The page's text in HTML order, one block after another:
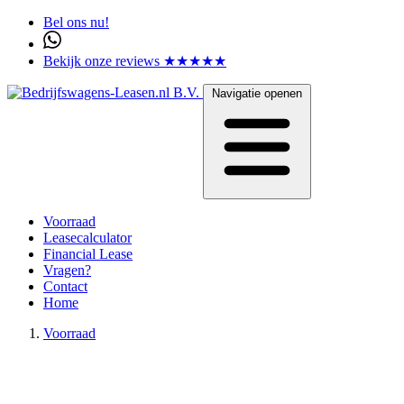
Bel ons nu!
Bekijk onze reviews ★★★★★
Navigatie openen
Voorraad
Leasecalculator
Financial Lease
Vragen?
Contact
Home
Voorraad